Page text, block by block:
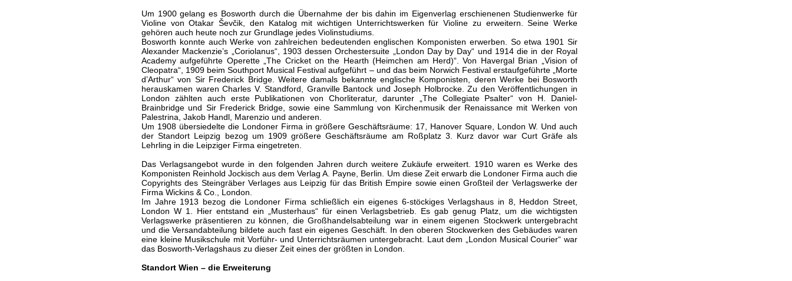
Um 1900 gelang es Bosworth durch die Übernahme der bis dahin im Eigenverlag erschienenen Studienwerke für
Violine von Otakar Ševčik, den Katalog mit wichtigen Unterrichtswerken für Violine zu erweitern. Seine Werke
gehören auch heute noch zur Grundlage jedes Violinstudiums.
Bosworth konnte auch Werke von zahlreichen bedeutenden englischen Komponisten erwerben. So etwa 1901 Sir
Alexander Mackenzie’s „Coriolanus“, 1903 dessen Orchestersuite „London Day by Day“ und 1914 die in der Royal
Academy aufgeführte Operette „The Cricket on the Hearth (Heimchen am Herd)“. Von Havergal Brian „Vision of
Cleopatra“, 1909 beim Southport Musical Festival aufgeführt – und das beim Norwich Festival erstaufgeführte „Morte
d’Arthur“ von Sir Frederick Bridge. Weitere damals bekannte englische Komponisten, deren Werke bei Bosworth
herauskamen waren Charles V. Standford, Granville Bantock und Joseph Holbrocke. Zu den Veröffentlichungen in
London zählten auch erste Publikationen von Chorliteratur, darunter „The Collegiate Psalter“ von H. Daniel-
Brainbridge und Sir Frederick Bridge, sowie eine Sammlung von Kirchenmusik der Renaissance mit Werken von
Palestrina, Jakob Handl, Marenzio und anderen.
Um 1908 übersiedelte die Londoner Firma in größere Geschäftsräume: 17, Hanover Square, London W. Und auch
der Standort Leipzig bezog um 1909 größere Geschäftsräume am Roßplatz 3. Kurz davor war Curt Gräfe als
Lehrling in die Leipziger Firma eingetreten.
Das Verlagsangebot wurde in den folgenden Jahren durch weitere Zukäufe erweitert. 1910 waren es Werke des
Komponisten Reinhold Jockisch aus dem Verlag A. Payne, Berlin. Um diese Zeit erwarb die Londoner Firma auch die
Copyrights des Steingräber Verlages aus Leipzig für das British Empire sowie einen Großteil der Verlagswerke der
Firma Wickins & Co., London.
Im Jahre 1913 bezog die Londoner Firma schließlich ein eigenes 6-stöckiges Verlagshaus in 8, Heddon Street,
London W 1. Hier entstand ein „Musterhaus“ für einen Verlagsbetrieb. Es gab genug Platz, um die wichtigsten
Verlagswerke präsentieren zu können, die Großhandelsabteilung war in einem eigenen Stockwerk untergebracht
und die Versandabteilung bildete auch fast ein eigenes Geschäft. In den oberen Stockwerken des Gebäudes waren
eine kleine Musikschule mit Vorführ- und Unterrichtsräumen untergebracht. Laut dem „London Musical Courier“ war
das Bosworth-Verlagshaus zu dieser Zeit eines der größten in London.
Standort Wien – die Erweiterung